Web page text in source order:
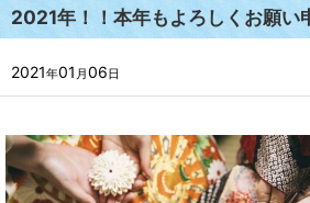
2021年！！本年もよろしくお願い
2021年01 月06日